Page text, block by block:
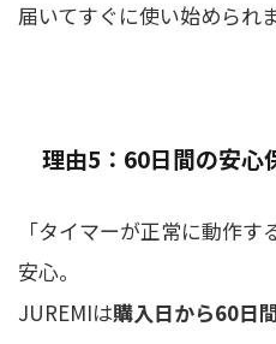
届いてすぐに使い始められま
理由5：60日間の安心
「タイマーが正常に動作
安心。
JUREMIは購入日から60日